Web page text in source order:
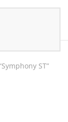
ST”